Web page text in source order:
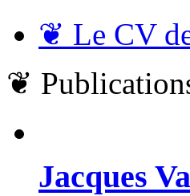
❦ Le CV
❦
Jacques